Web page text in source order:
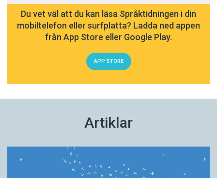
Du vet väl att du kan läsa Språktidningen i din
mobiltelefon eller surfplatta? Ladda ned appen
från App Store eller Google Play.
APP STORE
Artiklar